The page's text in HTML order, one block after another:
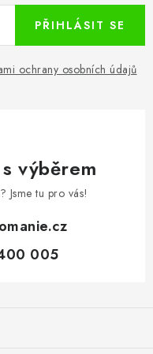
ochrany osobních údajů
PŘIHLÁSIT SE
výběrem
Jsme tu pro vás!
005